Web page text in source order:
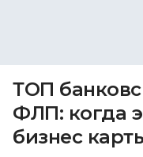
ТОП
ФЛП: когда
бизнес